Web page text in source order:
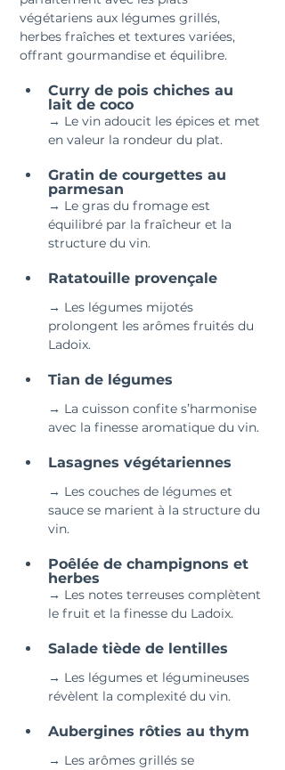
végétariens aux légumes grillés,
herbes fraîches et textures variées,
offrant gourmandise et équilibre.
Curry de pois chiches au
lait de coco
→ Le vin adoucit les épices et met
en valeur la rondeur du plat.
Gratin de courgettes au
parmesan
→ Le gras du fromage est
équilibré par la fraîcheur et la
structure du vin.
Ratatouille provençale
→ Les légumes mijotés
prolongent les arômes fruités du
Ladoix.
Tian de légumes
→ La cuisson confite s’harmonise
avec la finesse aromatique du vin.
Lasagnes végétariennes
→ Les couches de légumes et
sauce se marient à la structure du
vin.
Poêlée de champignons et
herbes
→ Les notes terreuses complètent
le fruit et la finesse du Ladoix.
Salade tiède de lentilles
→ Les légumes et légumineuses
révèlent la complexité du vin.
Aubergines rôties au thym
→ Les arômes grillés se